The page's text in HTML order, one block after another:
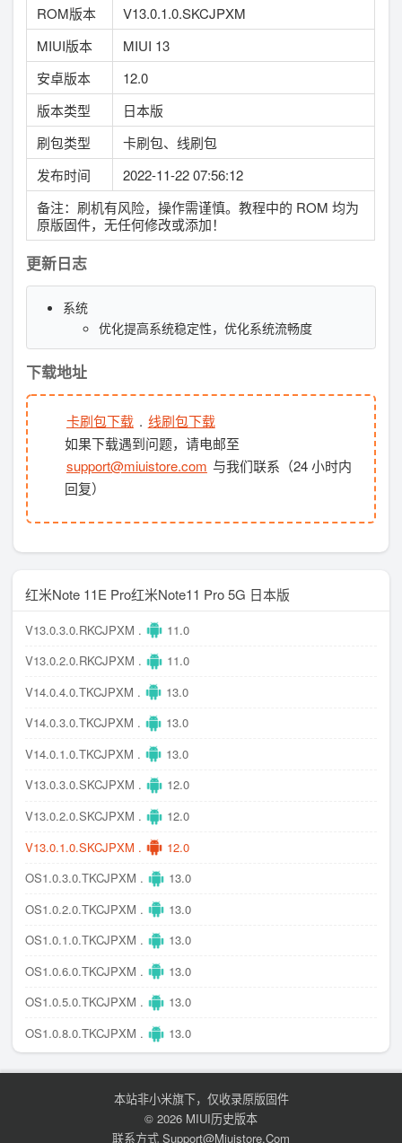
ROM版本
V13.0.1.0.SKCJPXM
MIUI版本
MIUI 13
安卓版本
12.0
版本类型
日本版
刷包类型
卡刷包、线刷包
发布时间
2022-11-22 07:56:12
备注：刷机有风险，操作需谨慎。教程中的 ROM 均为
原版固件，无任何修改或添加！
更新日志
系统
优化提高系统稳定性，优化系统流畅度
下载地址
卡刷包下载 . 线刷包下载
如果下载遇到问题，请电邮至
support@miuistore.com 与我们联系（24 小时内
回复）
红米Note 11E Pro红米Note11 Pro 5G 日本版
V13.0.3.0.RKCJPXM .
11.0
V13.0.2.0.RKCJPXM .
11.0
V14.0.4.0.TKCJPXM .
13.0
V14.0.3.0.TKCJPXM .
13.0
V14.0.1.0.TKCJPXM .
13.0
V13.0.3.0.SKCJPXM .
12.0
V13.0.2.0.SKCJPXM .
12.0
V13.0.1.0.SKCJPXM .
12.0
OS1.0.3.0.TKCJPXM .
13.0
OS1.0.2.0.TKCJPXM .
13.0
OS1.0.1.0.TKCJPXM .
13.0
OS1.0.6.0.TKCJPXM .
13.0
OS1.0.5.0.TKCJPXM .
13.0
OS1.0.8.0.TKCJPXM .
13.0
本站非小米旗下，仅收录原版固件
© 2026 MIUI历史版本
联系方式 Support@miuistore.com